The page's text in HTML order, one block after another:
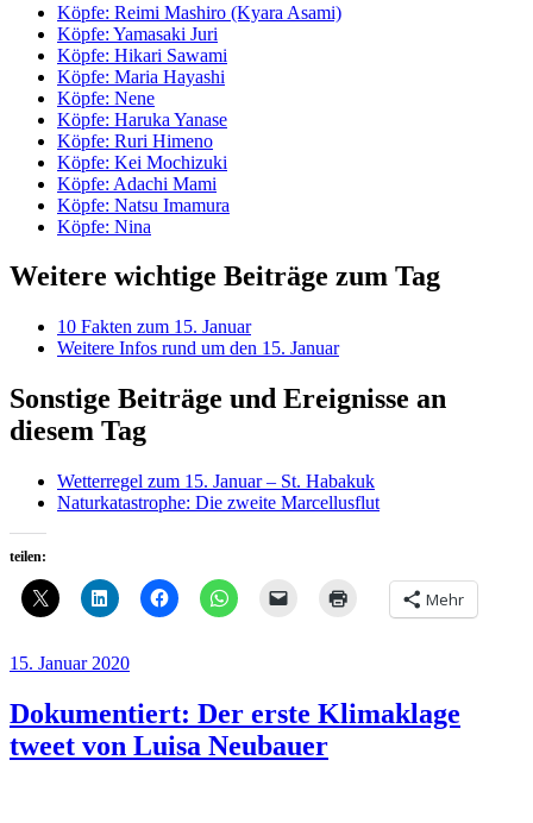
Köpfe: Reimi Mashiro (Kyara Asami)
Köpfe: Yamasaki Juri
Köpfe: Hikari Sawami
Köpfe: Maria Hayashi
Köpfe: Nene
Köpfe: Haruka Yanase
Köpfe: Ruri Himeno
Köpfe: Kei Mochizuki
Köpfe: Adachi Mami
Köpfe: Natsu Imamura
Köpfe: Nina
Weitere wichtige Beiträge zum Tag
10 Fakten zum 15. Januar
Weitere Infos rund um den 15. Januar
Sonstige Beiträge und Ereignisse an
diesem Tag
Wetterregel zum 15. Januar – St. Habakuk
Naturkatastrophe: Die zweite Marcellusflut
teilen:
Mehr
Veröffentlicht
15. Januar 2020
Dokumentiert: Der erste Klimaklage
tweet von Luisa Neubauer